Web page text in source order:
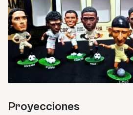
Proyecciones